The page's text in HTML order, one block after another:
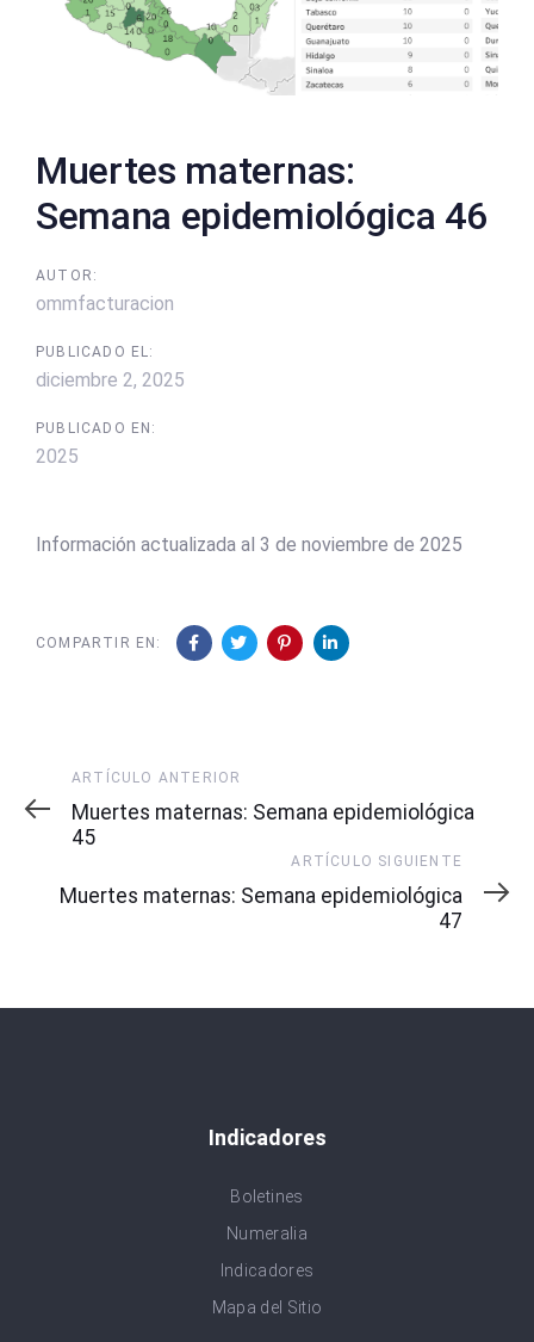
Muertes maternas:
Semana epidemiológica 46
AUTOR:
ommfacturacion
PUBLICADO EL:
diciembre 2, 2025
PUBLICADO EN:
2025
Información actualizada al 3 de noviembre de 2025
COMPARTIR EN:
Artículo
Anterior
ARTÍCULO ANTERIOR
Muertes maternas: Semana epidemiológica
45
Siguiente
ARTÍCULO SIGUIENTE
Muertes maternas: Semana epidemiológica
47
Indicadores
Boletines
Numeralia
Indicadores
Mapa del Sitio